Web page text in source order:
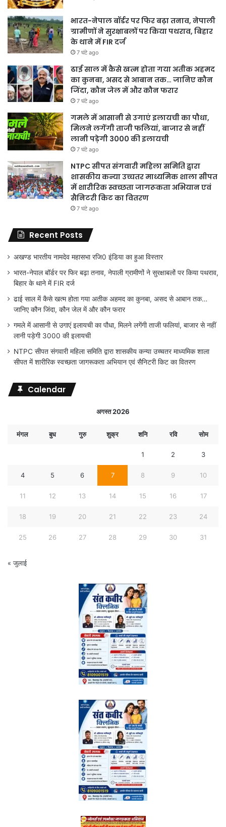
भारत-नेपाल बॉर्डर पर फिर बढ़ा तनाव, नेपाली
ग्रामीणों ने सुरक्षाबलों पर किया पथराव, बिहार
के थाने में FIR दर्ज
7 घंटे ago
ढाई साल में कैसे खत्म होता गया अतीक अहमद
का कुनबा, असद से आबान तक… जानिए कौन
जिंदा, कौन जेल में और कौन फरार
7 घंटे ago
गमले में आसानी से उगाएं इलायची का पौधा,
मिलने लगेंगी ताजी फलियां, बाजार से नहीं
लानी पड़ेगी 3000 की इलायची
7 घंटे ago
NTPC सीपत संगवारी महिला समिति द्वारा
शासकीय कन्या उच्चतर माध्यमिक शाला सीपत
में शारीरिक स्वच्छता जागरूकता अभियान एवं
सैनिटरी किट का वितरण
7 घंटे ago
Recent Posts
अखण्ड भारतीय नामदेव महासभा रजि0 इंडिया का हुआ विस्तार
भारत-नेपाल बॉर्डर पर फिर बढ़ा तनाव, नेपाली ग्रामीणों ने सुरक्षाबलों पर किया पथराव,
बिहार के थाने में FIR दर्ज
ढाई साल में कैसे खत्म होता गया अतीक अहमद का कुनबा, असद से आबान तक…
जानिए कौन जिंदा, कौन जेल में और कौन फरार
गमले में आसानी से उगाएं इलायची का पौधा, मिलने लगेंगी ताजी फलियां, बाजार से नहीं
लानी पड़ेगी 3000 की इलायची
NTPC सीपत संगवारी महिला समिति द्वारा शासकीय कन्या उच्चतर माध्यमिक शाला
सीपत में शारीरिक स्वच्छता जागरूकता अभियान एवं सैनिटरी किट का वितरण
Calendar
अगस्त 2026
मंगल बुध गुरु शुक्र शनि रवि सोम
1 2 3
4 5 6 7 8 9 10
11 12 13 14 15 16 17
18 19 20 21 22 23 24
25 26 27 28 29 30 31
« जुलाई